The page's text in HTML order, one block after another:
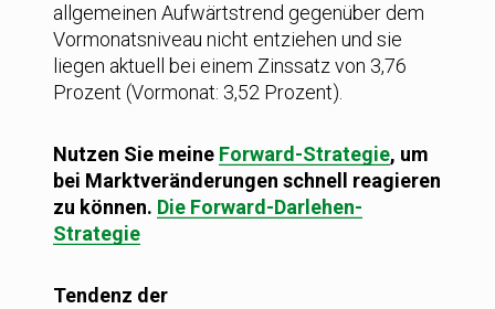
allgemeinen Aufwärtstrend gegenüber dem
Vormonatsniveau nicht entziehen und sie
liegen aktuell bei einem Zinssatz von 3,76
Prozent (Vormonat: 3,52 Prozent).
Nutzen Sie meine Forward-Strategie, um
bei Marktveränderungen schnell reagieren
zu können. Die Forward-Darlehen-
Strategie
Tendenz der